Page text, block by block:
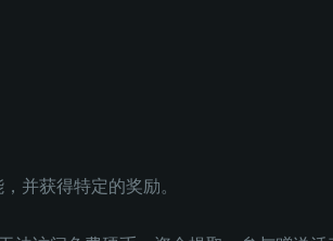
并获得特定的奖励。